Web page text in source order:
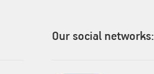
Our social networks: